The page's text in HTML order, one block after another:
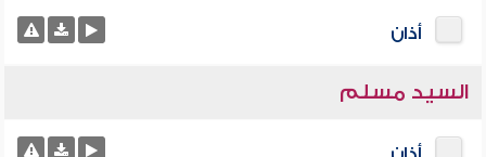
أذان
السيد مسلم